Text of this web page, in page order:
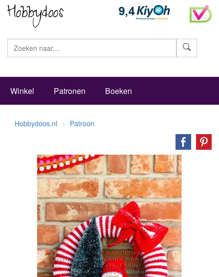
Winkel Patronen Boeken
Hobbydoos.nl Patroon